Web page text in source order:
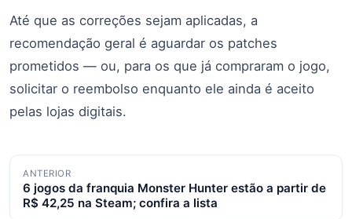
Até que as correções sejam aplicadas, a
recomendação geral é aguardar os patches
prometidos — ou, para os que já compraram o jogo,
solicitar o reembolso enquanto ele ainda é aceito
pelas lojas digitais.
Navegação
de
ANTERIOR
6 jogos da franquia Monster Hunter estão a partir de
R$ 42,25 na Steam; confira a lista